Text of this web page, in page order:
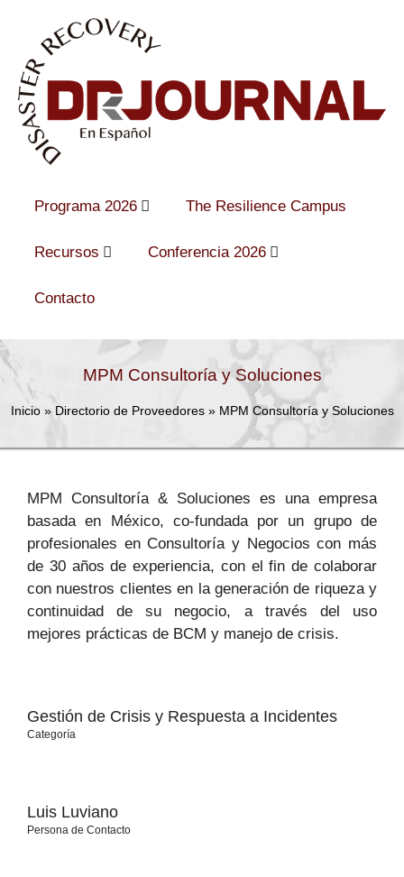
Programa 2026 The Resilience Campus
Recursos Conferencia 2026
Contacto
MPM Consultoría y Soluciones
Inicio» Directorio de Proveedores» MPM Consultoría y Soluciones
MPM Consultoría & Soluciones es una empresa
basada en México, co-fundada por un grupo de
profesionales en Consultoría y Negocios con más
de 30 años de experiencia, con el fin de colaborar
con nuestros clientes en la generación de riqueza y
continuidad de su negocio, a través del uso
mejores prácticas de BCM y manejo de crisis.
Gestión de Crisis y Respuesta a Incidentes
Categoría
Luis Luviano
Persona de Contacto